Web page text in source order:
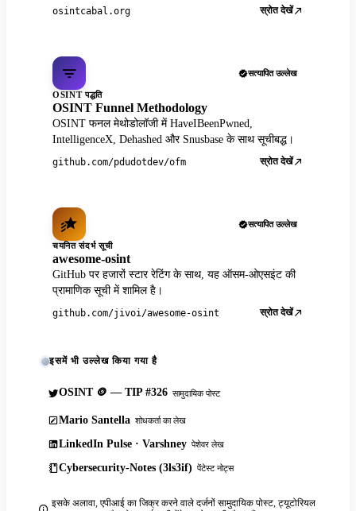
osintcabal.org स्रोत देखें
सत्यापित उल्लेख
OSINT पद्धति
OSINT Funnel Methodology
OSINT फनल मेथोडोलॉजी में HaveIBeenPwned,
IntelligenceX, Dehashed और Snusbase के साथ सूचीबद्ध।
github.com/pdudotdev/ofm स्रोत देखें
सत्यापित उल्लेख
चयनित संदर्भ सूची
awesome-osint
GitHub पर हजारों स्टार रेटिंग के साथ, यह ऑसम-ओएसइंट की
प्रामाणिक सूची में शामिल है।
github.com/jivoi/awesome-osint स्रोत देखें
इसमें भी उल्लेख किया गया है
OSINT 🪙 — TIP #326 सामुदायिक पोस्ट
Mario Santella शोधकर्ता का लेख
LinkedIn Pulse · Varshney पेशेवर लेख
Cybersecurity-Notes (3ls3if) पेंटेस्ट नोट्स
इसके अलावा, एपीआई का जिक्र करने वाले दर्जनों सामुदायिक पोस्ट, ट्यूटोरियल